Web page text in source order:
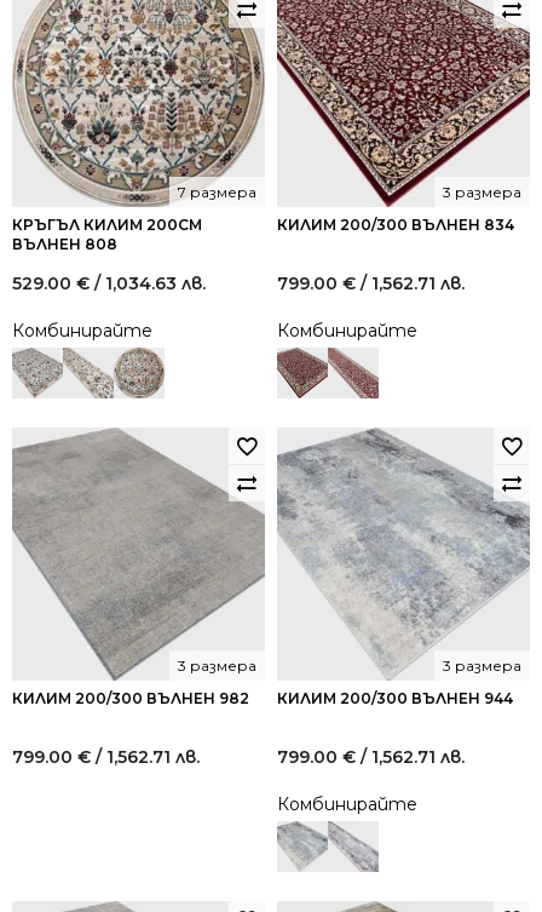
КРЪГЪЛ КИЛИМ 200СМ
ВЪЛНЕН 808
7 размера
529.00 € / 1,034.63 лв.
Комбинирайте
КИЛИМ 200/300 ВЪЛНЕН 834
3 размера
799.00 € / 1,562.71 лв.
Комбинирайте
КИЛИМ 200/300 ВЪЛНЕН 982
3 размера
799.00 € / 1,562.71 лв.
КИЛИМ 200/300 ВЪЛНЕН 944
3 размера
799.00 € / 1,562.71 лв.
Комбинирайте